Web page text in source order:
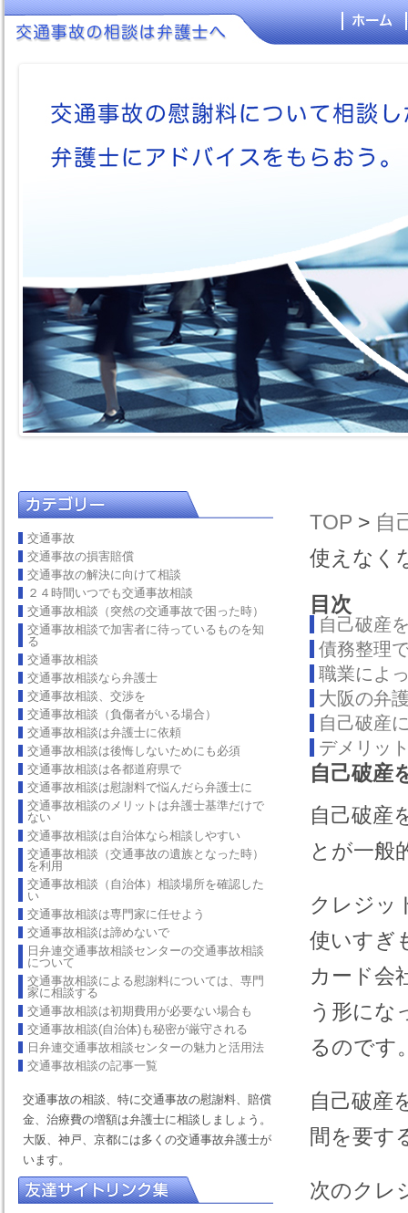
交通事故
交通事故の損害賠償
交通事故の解決に向けて相談
２４時間いつでも交通事故相談
交通事故相談（突然の交通事故で困った時）
交通事故相談で加害者に待っているものを知
る
交通事故相談
交通事故相談なら弁護士
交通事故相談、交渉を
交通事故相談（負傷者がいる場合）
交通事故相談は弁護士に依頼
交通事故相談は後悔しないためにも必須
交通事故相談は各都道府県で
交通事故相談は慰謝料で悩んだら弁護士に
交通事故相談のメリットは弁護士基準だけで
ない
交通事故相談は自治体なら相談しやすい
交通事故相談（交通事故の遺族となった時）
を利用
交通事故相談（自治体）相談場所を確認した
い
交通事故相談は専門家に任せよう
交通事故相談は諦めないで
日弁連交通事故相談センターの交通事故相談
について
交通事故相談による慰謝料については、専門
家に相談する
交通事故相談は初期費用が必要ない場合も
交通事故相談(自治体)も秘密が厳守される
日弁連交通事故相談センターの魅力と活用法
交通事故相談の記事一覧
交通事故の相談、特に交通事故の慰謝料、賠償
金、治療費の増額は弁護士に相談しましょう。
大阪、神戸、京都には多くの交通事故弁護士が
います。
TOP > 自
使えなく
目次
自己破産
債務整理
職業によ
大阪の弁
自己破産
デメリッ
自己破産
自己破産
とが一般
クレジッ
使いすぎ
カード会
う形にな
るのです
自己破産
間を要す
次のクレ